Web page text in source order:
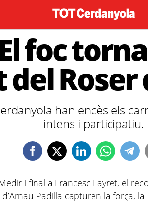
foc
del Roser
han encès els
intens i participatiu.
i final a Francesc Layret, el
Padilla capturen la força,